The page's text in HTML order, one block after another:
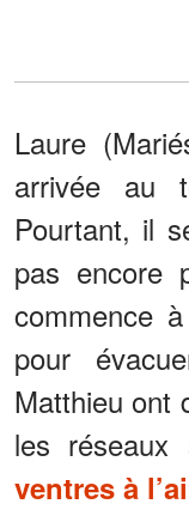
Laure
arrivée au
Pourtant, il
pas encore
commence
pour
Matthieu ont
les
ventres à